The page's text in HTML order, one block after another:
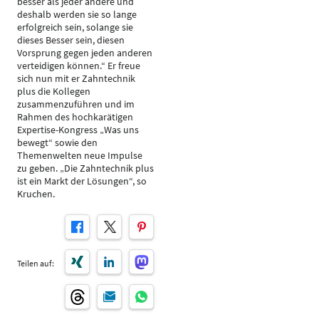
deshalb werden sie so lange
erfolgreich sein, solange sie
dieses Besser sein, diesen
Vorsprung gegen jeden anderen
verteidigen können.“ Er freue
sich nun mit er Zahntechnik
plus die Kollegen
zusammenzuführen und im
Rahmen des hochkarätigen
Expertise-Kongress „Was uns
bewegt“ sowie den
Themenwelten neue Impulse
zu geben. „Die Zahntechnik plus
ist ein Markt der Lösungen“, so
Kruchen.
Teilen auf: